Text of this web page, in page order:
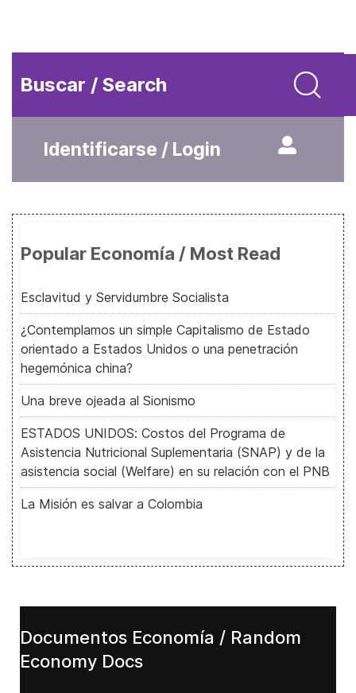
Buscar / Search
Identificarse / Login
Popular Economía / Most Read
Esclavitud y Servidumbre Socialista
¿Contemplamos un simple Capitalismo de Estado
orientado a Estados Unidos o una penetración
hegemónica china?
Una breve ojeada al Sionismo
ESTADOS UNIDOS: Costos del Programa de
Asistencia Nutricional Suplementaria (SNAP) y de la
asistencia social (Welfare) en su relación con el PNB
La Misión es salvar a Colombia
Documentos Economía / Random
Economy Docs